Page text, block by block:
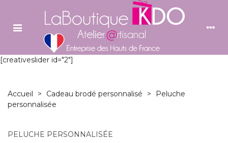
[creativeslider id="2"]
Accueil > Cadeau brodé personnalisé >
Peluche
personnalisée
PELUCHE PERSONNALISÉE